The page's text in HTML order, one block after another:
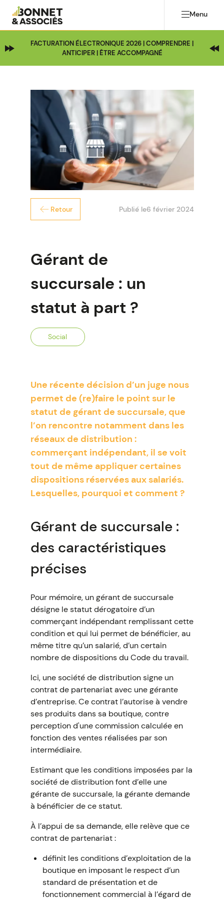
Menu
FACTURATION ÉLECTRONIQUE 2026 | COMPRENDRE |
ANTICIPER | ÊTRE ACCOMPAGNÉ
Retour Publié le6 février 2024
Gérant de
succursale : un
statut à part ?
Social
Une récente décision d’un juge nous
permet de (re)faire le point sur le
statut de gérant de succursale, que
l’on rencontre notamment dans les
réseaux de distribution :
commerçant indépendant, il se voit
tout de même appliquer certaines
dispositions réservées aux salariés.
Lesquelles, pourquoi et comment ?
Gérant de succursale :
des caractéristiques
précises
Pour mémoire, un gérant de succursale
désigne le statut dérogatoire d’un
commerçant indépendant remplissant cette
condition et qui lui permet de bénéficier, au
même titre qu’un salarié, d’un certain
nombre de dispositions du Code du travail.
Ici, une société de distribution signe un
contrat de partenariat avec une gérante
d’entreprise. Ce contrat l’autorise à vendre
ses produits dans sa boutique, contre
perception d'une commission calculée en
fonction des ventes réalisées par son
intermédiaire.
Estimant que les conditions imposées par la
société de distribution font d’elle une
gérante de succursale, la gérante demande
à bénéficier de ce statut.
À l’appui de sa demande, elle relève que ce
contrat de partenariat :
définit les conditions d’exploitation de la
boutique en imposant le respect d’un
standard de présentation et de
fonctionnement commercial à l’égard de